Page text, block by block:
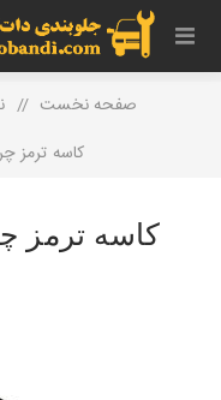
صفحه نخست /
کاسه ترمز
کاسه ترمز